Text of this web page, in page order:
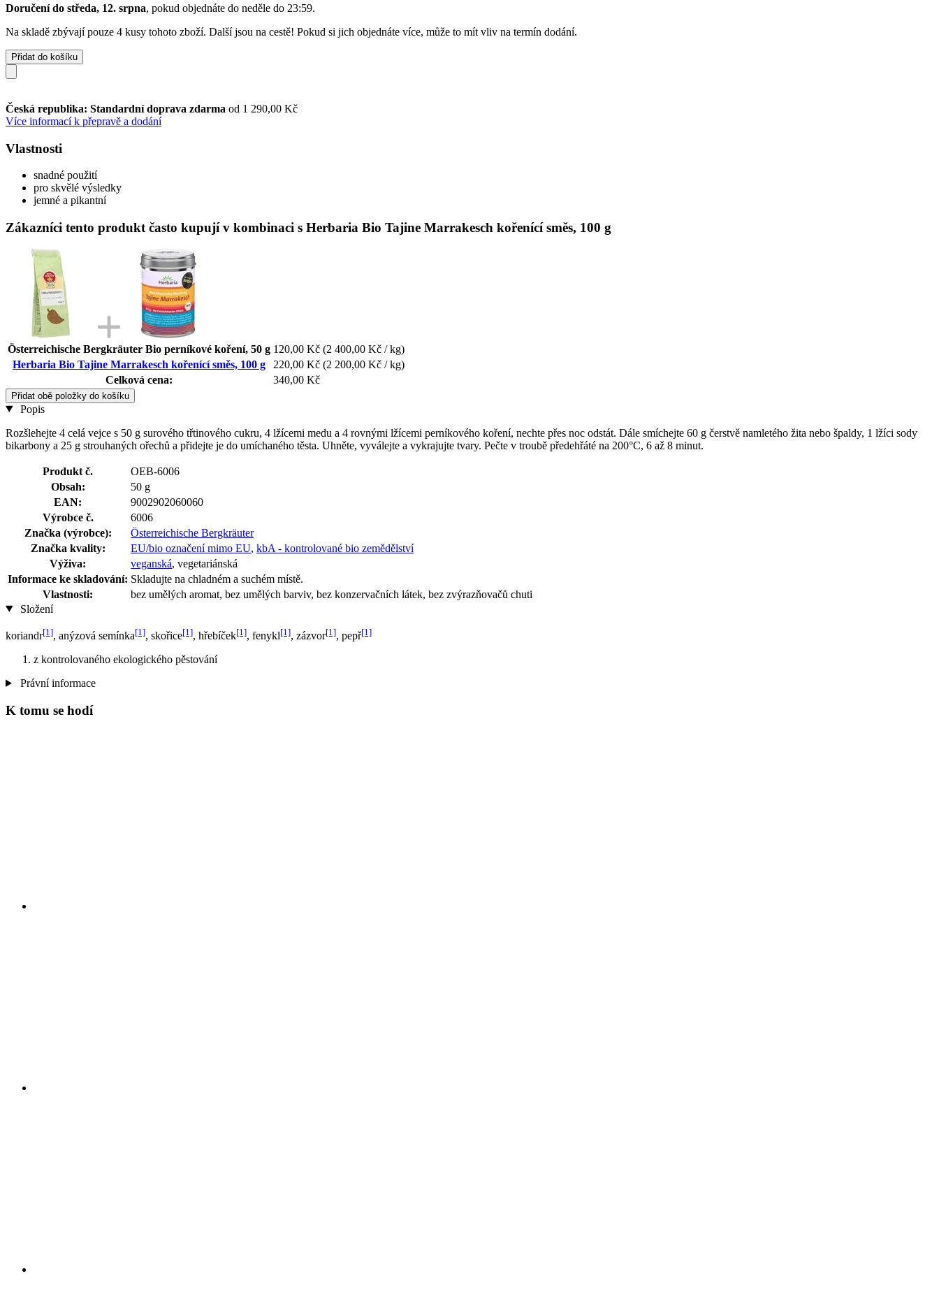
Doručení do středa, 12. srpna, pokud objednáte do neděle do 23:59.
Na skladě zbývají pouze 4 kusy tohoto zboží. Další jsou na cestě! Pokud si jich objednáte více, může to mít vliv na termín dodání.
Přidat do košíku
Česká republika: Standardní doprava zdarma od 1 290,00 Kč
Více informací k přepravě a dodání
Vlastnosti
snadné použití
pro skvělé výsledky
jemné a pikantní
Zákazníci tento produkt často kupují v kombinaci s Herbaria Bio Tajine Marrakesch kořenící směs, 100 g
Österreichische Bergkräuter Bio perníkové koření, 50 g 120,00 Kč (2 400,00 Kč / kg)
Herbaria Bio Tajine Marrakesch kořenící směs, 100 g
220,00 Kč (2 200,00 Kč / kg)
Celková cena:
340,00 Kč
Přidat obě položky do košíku
Popis
Rozšlehejte 4 celá vejce s 50 g surového třtinového cukru, 4 lžícemi medu a 4 rovnými lžícemi perníkového koření, nechte přes noc odstát. Dále smíchejte 60 g čerstvě namletého žita nebo špaldy, 1 lžíci sody
bikarbony a 25 g strouhaných ořechů a přidejte je do umíchaného těsta. Uhněte, vyválejte a vykrajujte tvary. Pečte v troubě předehřáté na 200°C, 6 až 8 minut.
Produkt č.
OEB-6006
Obsah:
50 g
EAN:
9002902060060
Výrobce č.
6006
Značka (výrobce):
Österreichische Bergkräuter
Značka kvality:
EU/bio označení mimo EU, kbA - kontrolované bio zemědělství
Výživa:
veganská, vegetariánská
Informace ke skladování: Skladujte na chladném a suchém místě.
Vlastnosti:
bez umělých aromat, bez umělých barviv, bez konzervačních látek, bez zvýrazňovačů chuti
Složení
koriandr[1], anýzová semínka[1], skořice[1], hřebíček[1], fenykl[1], zázvor[1], pepř[1]
z kontrolovaného ekologického pěstování
Právní informace
K tomu se hodí